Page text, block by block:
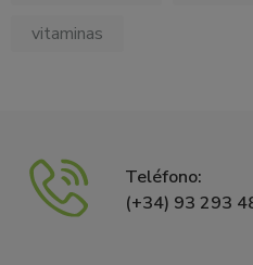
vitaminas
Teléfono:
(+34) 93 293